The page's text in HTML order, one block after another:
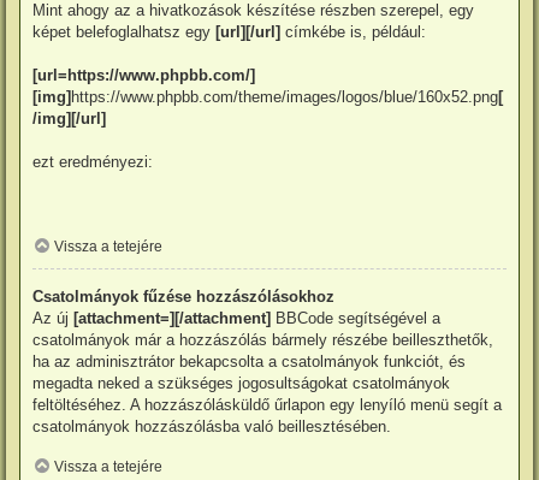
Mint ahogy az a hivatkozások készítése részben szerepel, egy
képet belefoglalhatsz egy [url][/url] címkébe is, például:
[url=https://www.phpbb.com/]
[img] https://www.phpbb.com/theme/images/logos/blue/160x52.png[
/img][/url]
ezt eredményezi:
Vissza a tetejére
Csatolmányok fűzése hozzászólásokhoz
Az új [attachment=][/attachment] BBCode segítségével a
csatolmányok már a hozzászólás bármely részébe beilleszthetők,
ha az adminisztrátor bekapcsolta a csatolmányok funkciót, és
megadta neked a szükséges jogosultságokat csatolmányok
feltöltéséhez. A hozzászólásküldő űrlapon egy lenyíló menü segít a
csatolmányok hozzászólásba való beillesztésében.
Vissza a tetejére